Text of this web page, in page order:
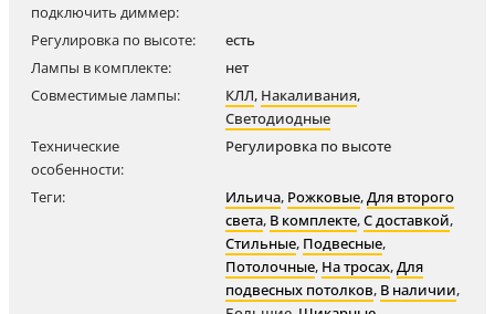
подключить диммер:
Регулировка по высоте:
есть
Лампы в комплекте:
нет
Совместимые лампы:
КЛЛ, Накаливания,
Светодиодные
Технические
особенности:
Регулировка по высоте
Теги: Ильича, Рожковые,Для второго
света, В комплекте,С доставкой,
Стильные, Подвесные,
Потолочные, На тросах,Для
подвесных потолков, В наличии,